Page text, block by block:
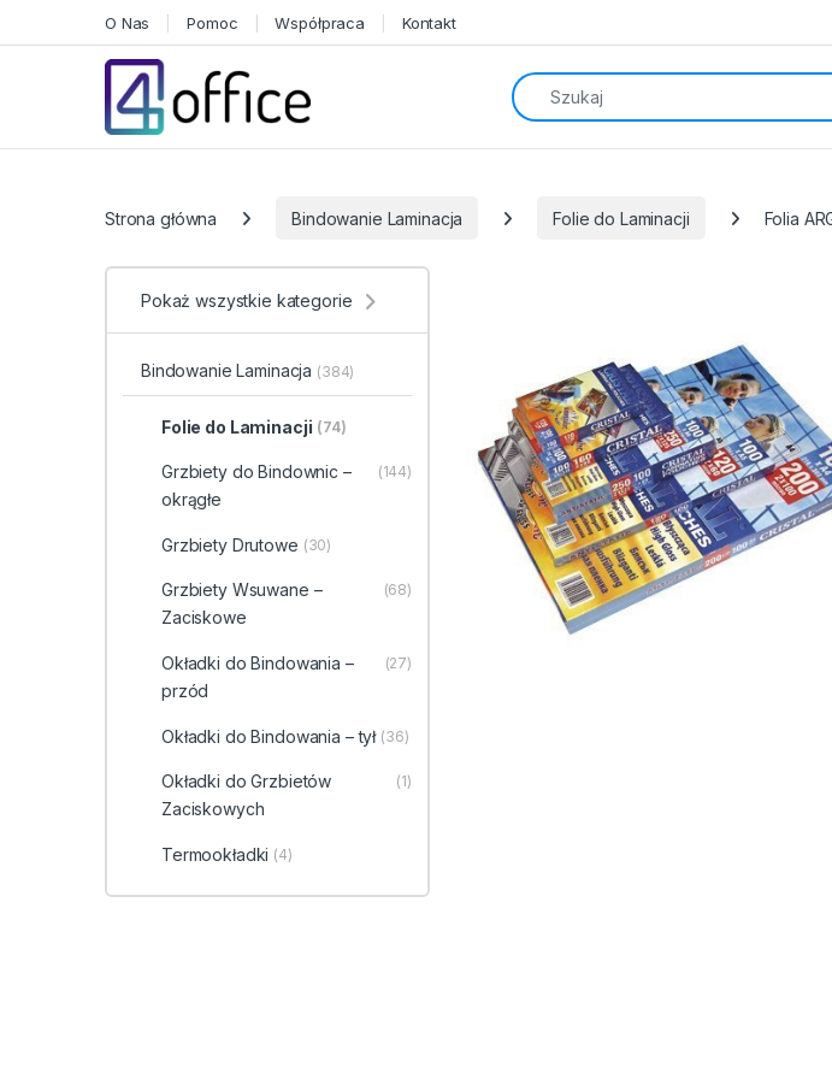
O Nas Pomoc Współpraca Kontakt
Search for:
Strona główna Bindowanie Laminacja Folie do Laminacji Folia
Pokaż wszystkie kategorie
Bindowanie Laminacja (384)
Folie do Laminacji (74)
Grzbiety do Bindownic –
okrągłe
(144)
Grzbiety Drutowe (30)
Grzbiety Wsuwane –
Zaciskowe
(68)
Okładki do Bindowania –
przód
(27)
Okładki do Bindowania – tył (36)
Okładki do Grzbietów
Zaciskowych
(1)
Termookładki (4)